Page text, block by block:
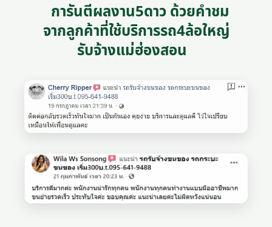
การันตีผลงาน5ดาว ด้วยคำชม
จากลูกค้าที่ใช้บริการรถ4ล้อใหญ่
รับจ้างแม่ฮ่องสอน